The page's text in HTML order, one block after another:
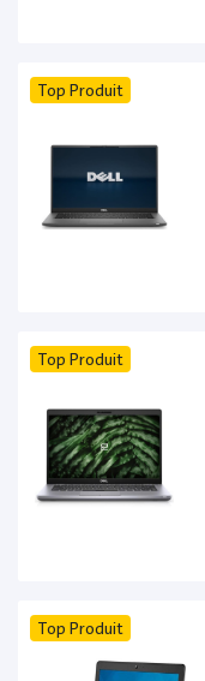
Top Produit
Top Produit
Top Produit